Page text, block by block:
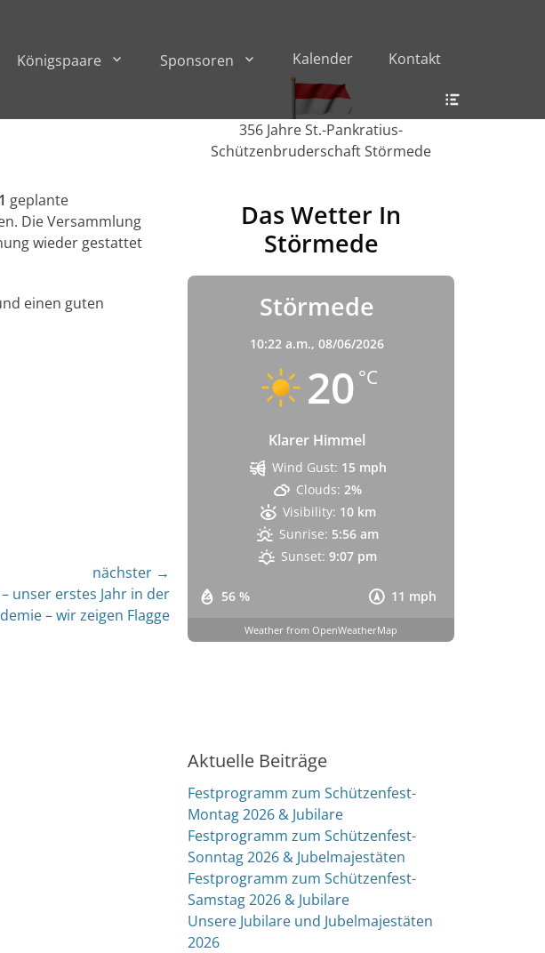
Königspaare Sponsoren Kalender Kontakt
geplante
Die Versammlung
wieder gestattet
einen guten
nächster →
unser erstes Jahr in der
– wir zeigen Flagge
356 Jahre St.-Pankratius-
Schützenbruderschaft Störmede
Das Wetter In
Störmede
Störmede
10:22 a.m., 08/06/2026
20 °C
Klarer Himmel
56 % 11 mph
Wind Gust: 15 mph
Clouds: 2%
Visibility: 10 km
Sunrise: 5:56 am
Sunset: 9:07 pm
Weather from OpenWeatherMap
Aktuelle Beiträge
Festprogramm zum Schützenfest-
Montag 2026 & Jubilare
Festprogramm zum Schützenfest-
Sonntag 2026 & Jubelmajestäten
Festprogramm zum Schützenfest-
Samstag 2026 & Jubilare
Unsere Jubilare und Jubelmajestäten
2026